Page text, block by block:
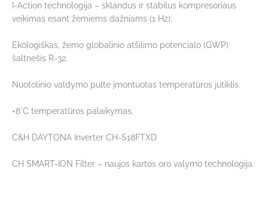
I-Action technologija – sklandus ir stabilus kompresoriaus
veikimas esant žemiems dažniams (1 Hz);
Ekologiškas, žemo globalinio atšilimo potencialo (GWP)
šaltnešis R-32.
Nuotolinio valdymo pulte įmontuotas temperatūros jutiklis.
+8°C temperatūros palaikymas.
C&H DAYTONA Inverter CH-S18FTXD
CH SMART-ION Filter – naujos kartos oro valymo technologija.